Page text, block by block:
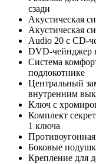
сзади
Акустическая
Акустическая
Audio 20 с CD-
DVD-чейнджер
Система
подлокотнике
Центральный
внутренним
Ключ с
Комплект
1 ключа
Боковые
Крепление для